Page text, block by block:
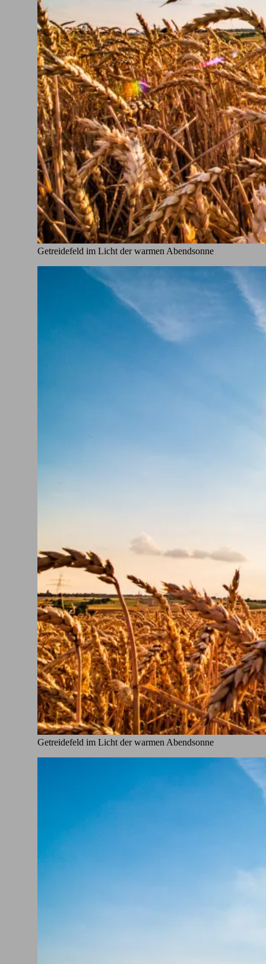
Getreidefeld im Licht der warmen Abendsonne
Getreidefeld im Licht der warmen Abendsonne